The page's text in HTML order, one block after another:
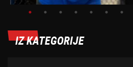
IZ KATEGORIJE